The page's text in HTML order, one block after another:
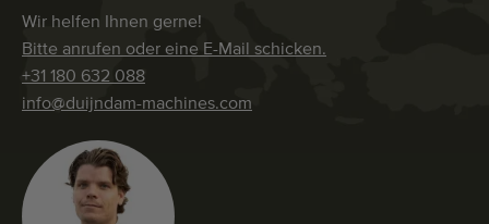
Wir helfen Ihnen gerne!
Bitte anrufen oder eine E-Mail schicken.
+31 180 632 088
info@duijndam-machines.com